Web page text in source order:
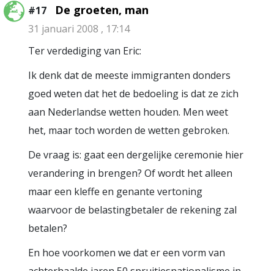
#17 De groeten, man
31 januari 2008 , 17:14
Ter verdediging van Eric:
Ik denk dat de meeste immigranten donders
goed weten dat het de bedoeling is dat ze zich
aan Nederlandse wetten houden. Men weet
het, maar toch worden de wetten gebroken.
De vraag is: gaat een dergelijke ceremonie hier
verandering in brengen? Of wordt het alleen
maar een kleffe en genante vertoning
waarvoor de belastingbetaler de rekening zal
betalen?
En hoe voorkomen we dat er een vorm van